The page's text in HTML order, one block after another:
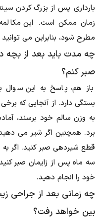
بارداری پس از بزرگ کردن
زمان ممکن است. این
مطرح شود، بنابراین می
چه مدت باید بعد از بچه
صبر کنم؟
باز هم، پاسخ به این
بستگی دارد. از آنجایی که
به وزن سالم خود برسند،
برد. همچنین اگر شیر می
قطع شیردهی صبر کنید. اگر
سه ماه پس از زایمان صبر
خود را انجام دهید.
چه زمانی بعد از جراحی
بین خواهد رفت؟